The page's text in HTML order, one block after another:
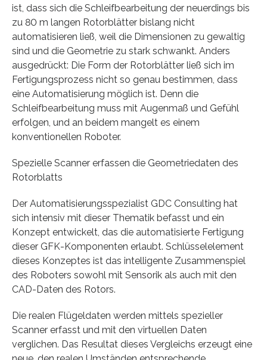
ist, dass sich die Schleifbearbeitung der neuerdings bis
zu 80 m langen Rotorblätter bislang nicht
automatisieren ließ, weil die Dimensionen zu gewaltig
sind und die Geometrie zu stark schwankt. Anders
ausgedrückt: Die Form der Rotorblätter ließ sich im
Fertigungsprozess nicht so genau bestimmen, dass
eine Automatisierung möglich ist. Denn die
Schleifbearbeitung muss mit Augenmaß und Gefühl
erfolgen, und an beidem mangelt es einem
konventionellen Roboter.
Spezielle Scanner erfassen die Geometriedaten des
Rotorblatts
Der Automatisierungsspezialist GDC Consulting hat
sich intensiv mit dieser Thematik befasst und ein
Konzept entwickelt, das die automatisierte Fertigung
dieser GFK-Komponenten erlaubt. Schlüsselelement
dieses Konzeptes ist das intelligente Zusammenspiel
des Roboters sowohl mit Sensorik als auch mit den
CAD-Daten des Rotors.
Die realen Flügeldaten werden mittels spezieller
Scanner erfasst und mit den virtuellen Daten
verglichen. Das Resultat dieses Vergleichs erzeugt eine